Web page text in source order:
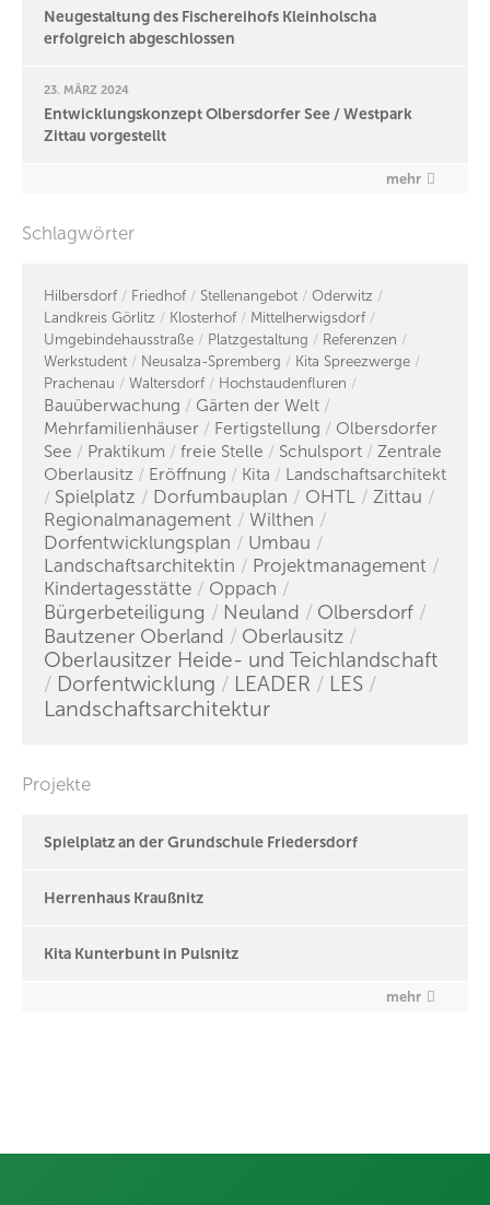
Neugestaltung des Fischereihofs Kleinholscha
erfolgreich abgeschlossen
23. MÄRZ 2024
Entwicklungskonzept Olbersdorfer See / Westpark
Zittau vorgestellt
mehr
Schlagwörter
Hilbersdorf Friedhof Stellenangebot
Oderwitz
Landkreis Görlitz
Klosterhof
Mittelherwigsdorf
Umgebindehausstraße
Platzgestaltung
Referenzen
Werkstudent
Neusalza-Spremberg
Kita Spreezwerge
Prachenau
Waltersdorf Hochstaudenfluren
Bauüberwachung
Gärten der Welt
Mehrfamilienhäuser
Fertigstellung
Olbersdorfer
See
Praktikum freie Stelle Schulsport
Zentrale
Oberlausitz
Eröffnung Kita Landschaftsarchitekt
Spielplatz Dorfumbauplan OHTL
Zittau
Regionalmanagement
Wilthen
Dorfentwicklungsplan
Umbau
Landschaftsarchitektin
Projektmanagement
Kindertagesstätte
Oppach
Bürgerbeteiligung Neuland
Olbersdorf
Bautzener Oberland
Oberlausitz
Oberlausitzer Heide- und Teichlandschaft
Dorfentwicklung
LEADER LES
Landschaftsarchitektur
Projekte
Spielplatz an der Grundschule Friedersdorf
Herrenhaus Kraußnitz
Kita Kunterbunt in Pulsnitz
mehr